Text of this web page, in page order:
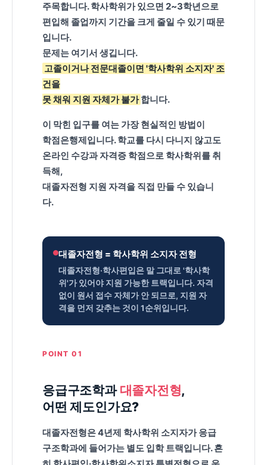
과
학
점
학
주목합니다. 학사학위가 있으면 2~3학년으로
편입해 졸업까지 기간을 크게 줄일 수 있기 때문
입니다.
문제는 여기서 생깁니다.
고졸이거나 전문대졸이면 '학사학위 소지자' 조
건을
못 채워 지원 자체가 불가 합니다.
이 막힌 입구를 여는 가장 현실적인 방법이
학점은행제입니다. 학교를 다시 다니지 않고도
온라인 수강과 자격증 학점으로 학사학위를 취
득해,
대졸자전형 지원 자격을 직접 만들 수 있습니
다.
대졸자전형 = 학사학위 소지자 전형
대졸자전형·학사편입은 말 그대로 '학사학
위'가 있어야 지원 가능한 트랙입니다. 자격
없이 원서 접수 자체가 안 되므로, 지원 자
격을 먼저 갖추는 것이 1순위입니다.
POINT 01
응급구조학과 대졸자전형,
어떤 제도인가요?
대졸자전형은 4년제 학사학위 소지자가 응급
구조학과에 들어가는 별도 입학 트랙입니다. 흔